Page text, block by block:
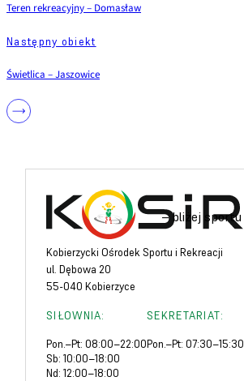
Teren rekreacyjny – Domasław
Następny obiekt
Świetlica – Jaszowice
– bliżej sportu
Kobierzycki Ośrodek Sportu i Rekreacji
ul. Dębowa 20
55-040 Kobierzyce
SIŁOWNIA:
Pon.–Pt: 08:00–22:00
Sb: 10:00–18:00
Nd: 12:00–18:00
SEKRETARIAT:
Pon.–Pt: 07:30–15:30